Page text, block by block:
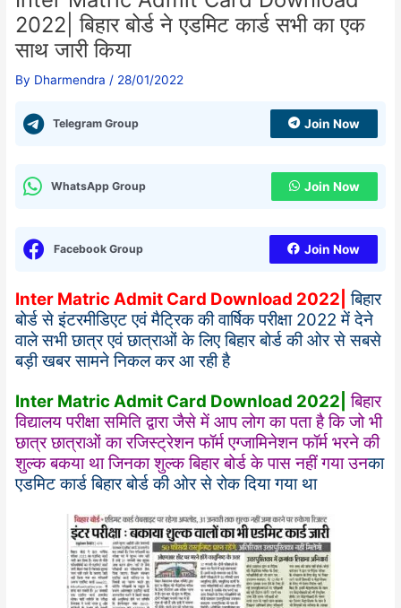
2022| बिहार बोर्ड ने एडमिट कार्ड सभी का एक
साथ जारी किया
By Dharmendra / 28/01/2022
Telegram Group Join Now
WhatsApp Group Join Now
Facebook Group Join Now
Inter Matric Admit Card Download 2022| बिहार
बोर्ड से इंटरमीडिएट एवं मैट्रिक की वार्षिक परीक्षा 2022 में देने
वाले सभी छात्र एवं छात्राओं के लिए बिहार बोर्ड की ओर से सबसे
बड़ी खबर सामने निकल कर आ रही है
Inter Matric Admit Card Download 2022| बिहार
विद्यालय परीक्षा समिति द्वारा जैसे में आप लोग का पता है कि जो भी
छात्र छात्राओं का रजिस्ट्रेशन फॉर्म एग्जामिनेशन फॉर्म भरने की
शुल्क बकया था जिनका शुल्क बिहार बोर्ड के पास नहीं गया उनका
एडमिट कार्ड बिहार बोर्ड की ओर से रोक दिया गया था